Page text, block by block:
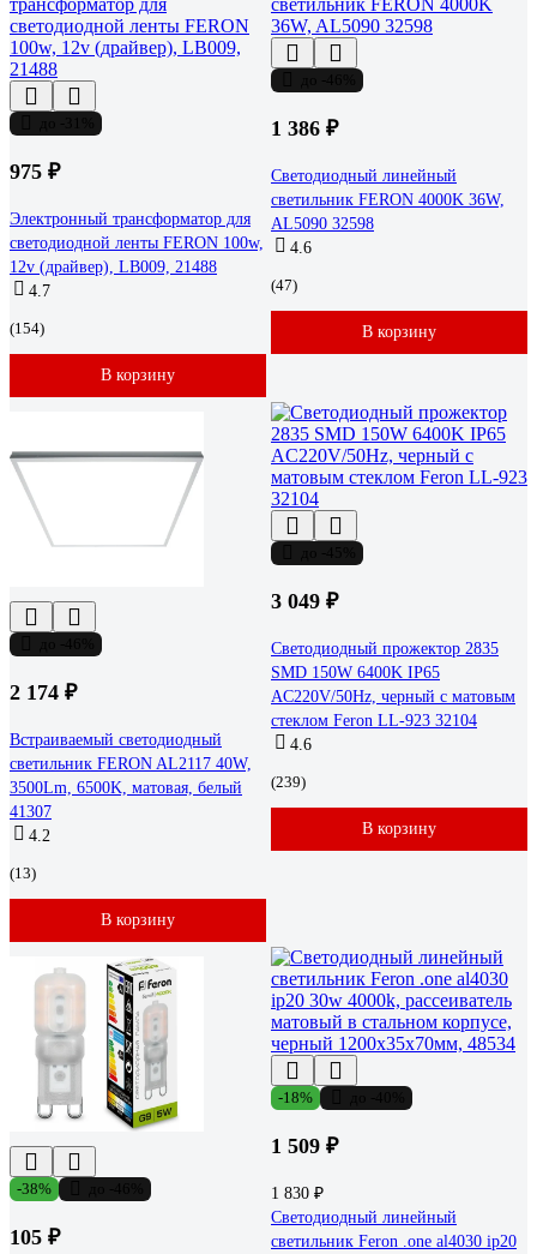
975 ₽
Электронный трансформатор для
светодиодной ленты FERON 100w,
12v (драйвер), LB009, 21488
4.7
(154)
В корзину
1 386 ₽
Светодиодный линейный
светильник FERON 4000K 36W,
AL5090 32598
4.6
(47)
В корзину
2 174 ₽
Встраиваемый светодиодный
светильник FERON AL2117 40W,
3500Lm, 6500K, матовая, белый
41307
4.2
(13)
В корзину
3 049 ₽
Светодиодный прожектор 2835
SMD 150W 6400K IP65
AC220V/50Hz, черный с матовым
стеклом Feron LL-923 32104
4.6
(239)
В корзину
-38%
105 ₽
-18%
1 509 ₽
1 830 ₽
Светодиодный линейный
светильник Feron .one al4030 ip20